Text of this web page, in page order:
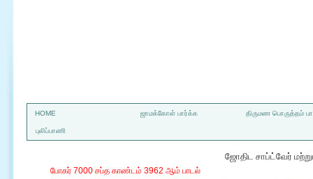
HOME ஜாமக்கோள் பார்க்க திருமண பொருத்தம்
புலிப்பாணி
ஜோதிட சாப்ட்வேர்
போகர் 7000 சப்த காண்டம் 3962 ஆம் பாடல்